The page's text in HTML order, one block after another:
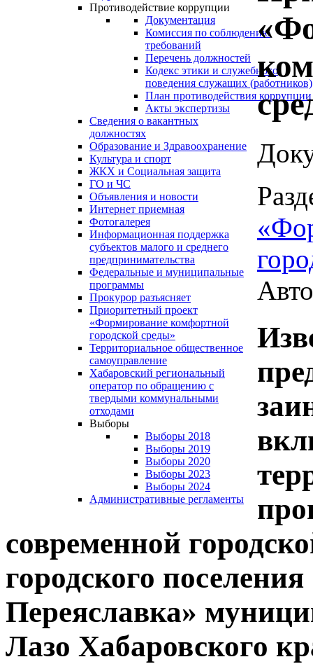
Противодействие коррупции
Документация
Комиссия по соблюдению
требований
Перечень должностей
Кодекс этики и служебного
поведения служащих (работников)
План противодействия коррупции
Акты экспертизы
Сведения о вакантных
должностях
Образование и Здравоохранение
Культура и спорт
ЖКХ и Социальная защита
ГО и ЧС
Объявления и новости
Интернет приемная
Фотогалерея
Информационная поддержка
субъектов малого и среднего
предпринимательства
Федеральные и муниципальные
программы
Прокурор разъясняет
Приоритетный проект
«Формирование комфортной
городской среды»
Территориальное общественное
самоуправление
Хабаровский региональный
оператор по обращению с
твердыми коммунальными
отходами
Выборы
Выборы 2018
Выборы 2019
Выборы 2020
Выборы 2023
Выборы 2024
Административные регламенты
современной
городского
Переяславка»
Лазо Хабаровского